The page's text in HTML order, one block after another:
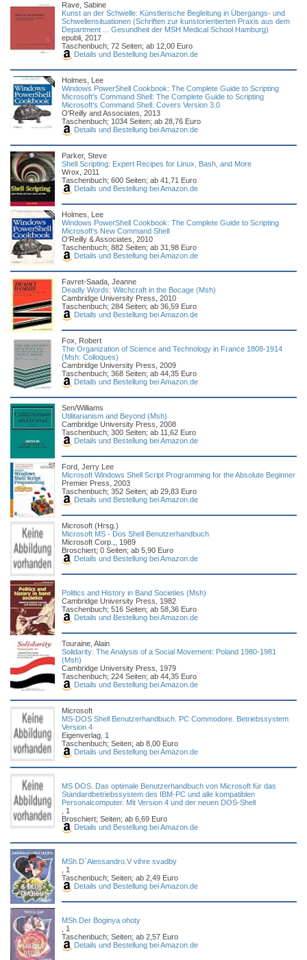
Rave, Sabine
Kunst an der Schwelle: Künstlerische Begleitung in Übergangs- und
Schwellensituationen (Schriften zur kunstorientierten Praxis aus dem
Department ... Gesundheit der MSH Medical School Hamburg)
epubli, 2017
Taschenbuch; 72 Seiten; ab 12,00 Euro
Details und Bestellung bei Amazon.de
Holmes, Lee
Windows PowerShell Cookbook: The Complete Guide to Scripting
Microsoft's Command Shell: The Complete Guide to Scripting
Microsoft's Command Shell. Covers Version 3.0
O'Reilly and Associates, 2013
Taschenbuch; 1034 Seiten; ab 28,76 Euro
Details und Bestellung bei Amazon.de
Parker, Steve
Shell Scripting: Expert Recipes for Linux, Bash, and More
Wrox, 2011
Taschenbuch; 600 Seiten; ab 41,71 Euro
Details und Bestellung bei Amazon.de
Holmes, Lee
Windows PowerShell Cookbook: The Complete Guide to Scripting
Microsoft's New Command Shell
O'Reilly & Associates, 2010
Taschenbuch; 882 Seiten; ab 31,98 Euro
Details und Bestellung bei Amazon.de
Favret-Saada, Jeanne
Deadly Words: Witchcraft in the Bocage (Msh)
Cambridge University Press, 2010
Taschenbuch; 284 Seiten; ab 36,59 Euro
Details und Bestellung bei Amazon.de
Fox, Robert
The Organization of Science and Technology in France 1808-1914
(Msh: Colloques)
Cambridge University Press, 2009
Taschenbuch; 368 Seiten; ab 44,35 Euro
Details und Bestellung bei Amazon.de
Sen/Williams
Utilitarianism and Beyond (Msh)
Cambridge University Press, 2008
Taschenbuch; 300 Seiten; ab 11,62 Euro
Details und Bestellung bei Amazon.de
Ford, Jerry Lee
Microsoft Windows Shell Script Programming for the Absolute Beginner
Premier Press, 2003
Taschenbuch; 352 Seiten; ab 29,83 Euro
Details und Bestellung bei Amazon.de
Microsoft (Hrsg.)
Microsoft MS - Dos Shell Benutzerhandbuch
Microsoft Corp.,, 1989
Broschiert; 0 Seiten; ab 5,90 Euro
Details und Bestellung bei Amazon.de
Politics and History in Band Societies (Msh)
Cambridge University Press, 1982
Taschenbuch; 516 Seiten; ab 58,36 Euro
Details und Bestellung bei Amazon.de
Touraine, Alain
Solidarity: The Analysis of a Social Movement: Poland 1980-1981
(Msh)
Cambridge University Press, 1979
Taschenbuch; 224 Seiten; ab 44,35 Euro
Details und Bestellung bei Amazon.de
Microsoft
MS-DOS Shell Benutzerhandbuch. PC Commodore. Betriebssystem
Version 4
Eigenverlag, 1
Taschenbuch; Seiten; ab 8,00 Euro
Details und Bestellung bei Amazon.de
MS DOS. Das optimale Benutzerhandbuch von Microsoft für das
Standardbetriebssystem des IBM-PC und alle kompatiblen
Personalcomputer. Mit Version 4 und der neuen DOS-Shell
, 1
Broschiert; Seiten; ab 6,69 Euro
Details und Bestellung bei Amazon.de
MSh.D`Alessandro.V vihre svadby
, 1
Taschenbuch; Seiten; ab 2,49 Euro
Details und Bestellung bei Amazon.de
MSh.Der Boginya ohoty
, 1
Taschenbuch; Seiten; ab 2,57 Euro
Details und Bestellung bei Amazon.de